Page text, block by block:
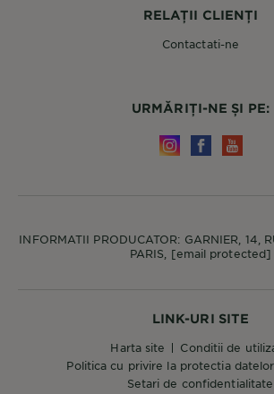
LINK-URI SITE
harta site
conditii de
politica cu privire la protectia
setari de confidentialitate
RELAȚII CLIENȚI
Contactati-ne
URMĂRIȚI-NE ȘI PE:
INFORMATII PRODUCATOR: GARNIER, 14,
PARIS, [email protected]